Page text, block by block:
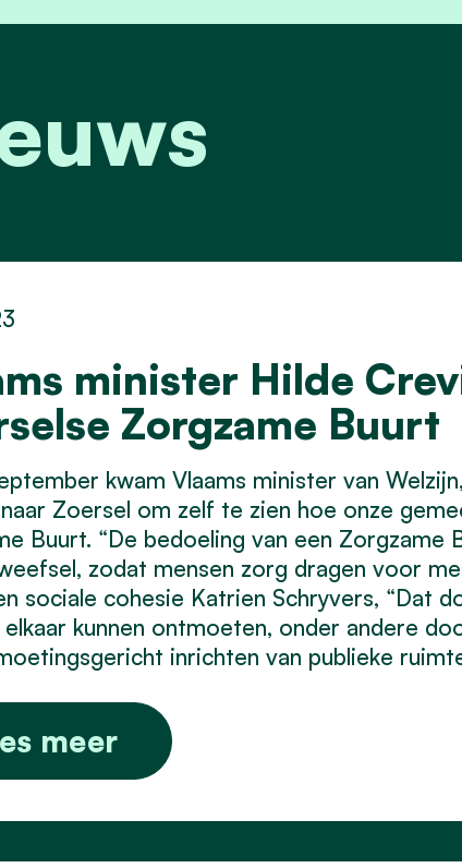
minister Hilde
Zorgzame Buurt
kwam Vlaams minister van
Zoersel om zelf te zien hoe onze
Buurt. “De bedoeling van een
zodat mensen zorg dragen voor
sociale cohesie Katrien Schryvers, “Dat
elkaar kunnen ontmoeten, onder andere
inrichten van publieke
meer